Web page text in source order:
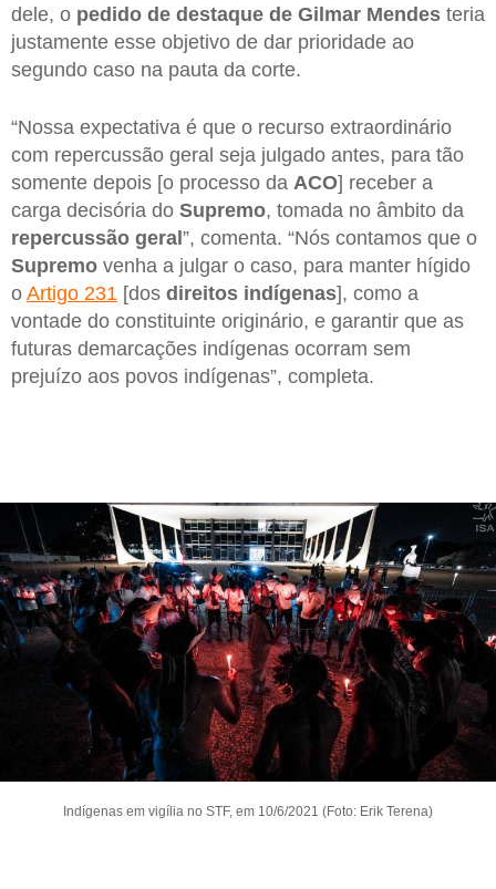
dele, o pedido de destaque de Gilmar Mendes teria
justamente esse objetivo de dar prioridade ao
segundo caso na pauta da corte.
“Nossa expectativa é que o recurso extraordinário
com repercussão geral seja julgado antes, para tão
somente depois [o processo da ACO] receber a
carga decisória do Supremo, tomada no âmbito da
repercussão geral”, comenta. “Nós contamos que o
Supremo venha a julgar o caso, para manter hígido
o Artigo 231 [dos direitos indígenas], como a
vontade do constituinte originário, e garantir que as
futuras demarcações indígenas ocorram sem
prejuízo aos povos indígenas”, completa.
Indígenas em vigília no STF, em 10/6/2021 (Foto: Erik Terena)